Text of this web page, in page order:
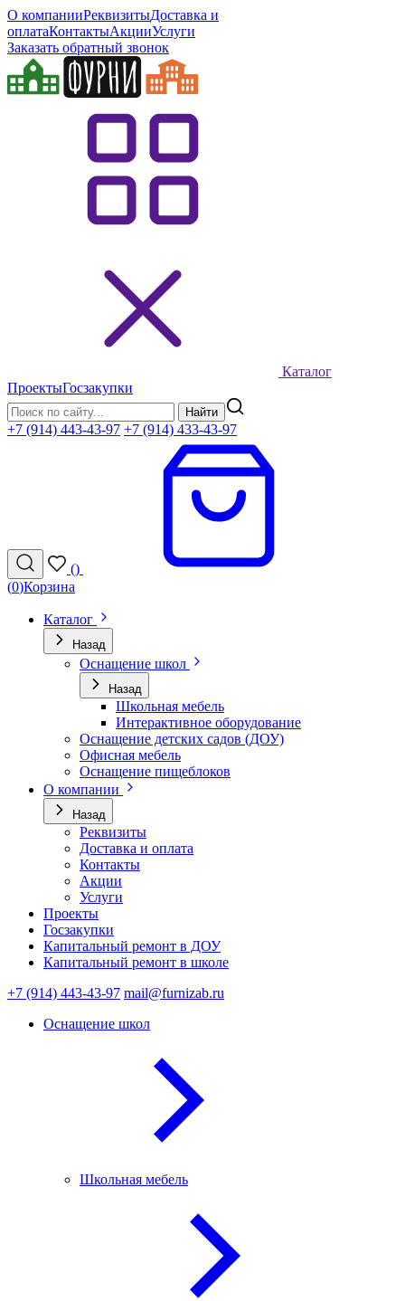
О компанииРеквизитыДоставка и
оплатаКонтактыАкцииУслуги
Заказать обратный звонок
Каталог
ПроектыГосзакупки
Найти
+7 (914) 443-43-97 +7 (914) 433-43-97
()
(0)Корзина
Каталог
Назад
Оснащение школ
Назад
Школьная мебель
Интерактивное оборудование
Оснащение детских садов (ДОУ)
Офисная мебель
Оснащение пищеблоков
О компании
Назад
Реквизиты
Доставка и оплата
Контакты
Акции
Услуги
Проекты
Госзакупки
Капитальный ремонт в ДОУ
Капитальный ремонт в школе
+7 (914) 443-43-97 mail@furnizab.ru
Оснащение школ
Школьная мебель